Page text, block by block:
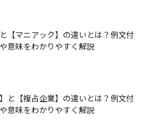
と【マニアック】の違いとは？例文付
意味をわかりやすく解説
】と【複占企業】の違いとは？例文付
意味をわかりやすく解説